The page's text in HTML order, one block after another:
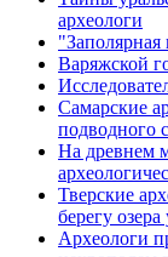
археологи
"Заполярная
Варяжской
Самарские
подводного
На древнем
Тверские
берегу
Археологи